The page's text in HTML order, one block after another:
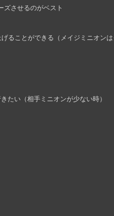
させるのがベスト
ることができる（メイジミニオン
たい（相手ミニオンが少ない時）